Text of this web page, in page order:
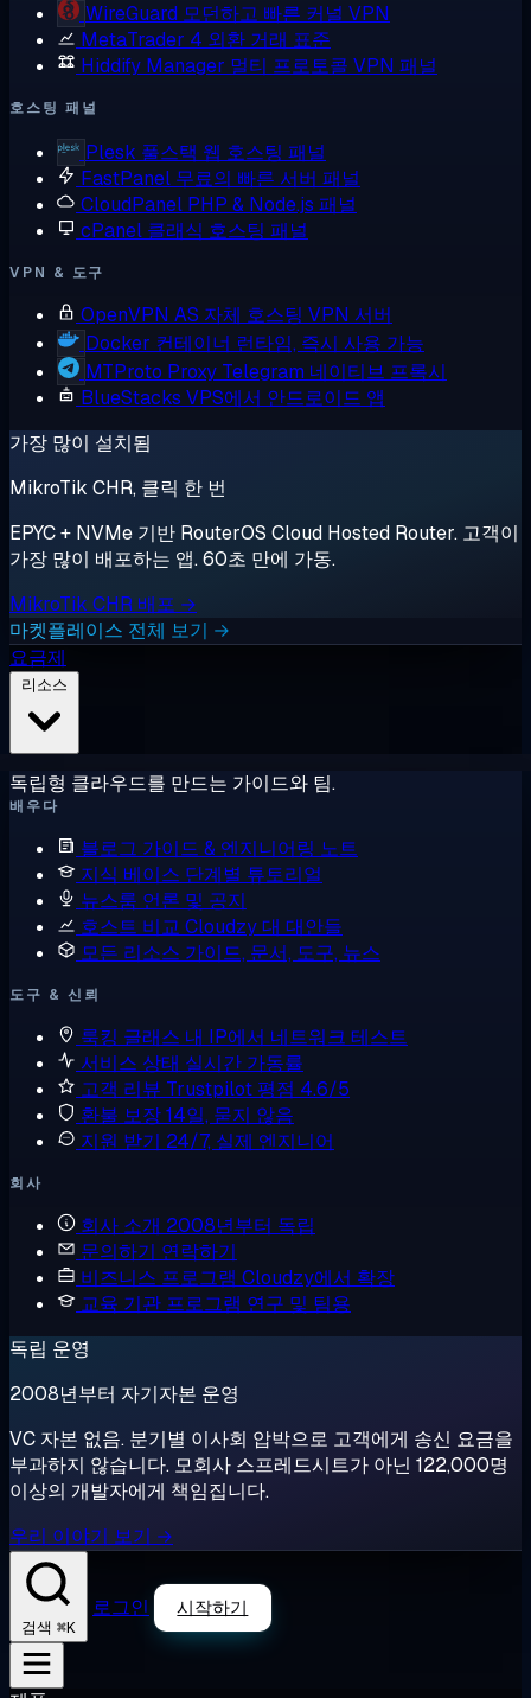
WireGuard 모던하고 빠른 커널 VPN
MetaTrader 4 외환 거래 표준
Hiddify Manager 멀티 프로토콜 VPN 패널
호스팅 패널
Plesk 풀스택 웹 호스팅 패널
FastPanel 무료의 빠른 서버 패널
CloudPanel PHP & Node.js 패널
cPanel 클래식 호스팅 패널
VPN & 도구
OpenVPN AS 자체 호스팅 VPN 서버
Docker 컨테이너 런타임, 즉시 사용 가능
MTProto Proxy Telegram 네이티브 프록시
BlueStacks VPS에서 안드로이드 앱
가장 많이 설치됨
MikroTik CHR, 클릭 한 번
EPYC + NVMe 기반 RouterOS Cloud Hosted Router. 고객이
가장 많이 배포하는 앱. 60초 만에 가동.
MikroTik CHR 배포 →
마켓플레이스 전체 보기 →
요금제
독립형 클라우드를 만드는 가이드와 팀.
배우다
블로그 가이드 & 엔지니어링 노트
지식 베이스 단계별 튜토리얼
뉴스룸 언론 및 공지
호스트 비교 Cloudzy 대 대안들
모든 리소스 가이드, 문서, 도구, 뉴스
도구 & 신뢰
룩킹 글래스 내 IP에서 네트워크 테스트
서비스 상태 실시간 가동률
고객 리뷰 Trustpilot 평점 4.6/5
환불 보장14일, 묻지 않음
지원 받기 24/7, 실제 엔지니어
회사
회사 소개 2008년부터 독립
문의하기 연락하기
비즈니스 프로그램 Cloudzy에서 확장
교육 기관 프로그램 연구 및 팀용
독립 운영
2008년부터 자기자본 운영
VC 자본 없음. 분기별 이사회 압박으로 고객에게 송신 요금을
부과하지 않습니다. 모회사 스프레드시트가 아닌 122,000명
이상의 개발자에게 책임집니다.
우리 이야기 보기 →
검색 ⌘K
로그인 시작하기